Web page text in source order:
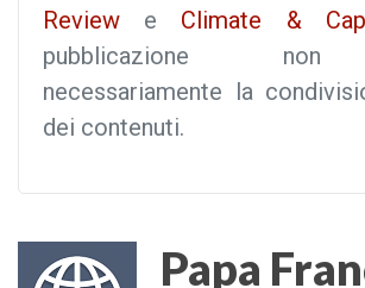
Review e Climate &
pubblicazione
necessariamente la
dei contenuti.
Papa